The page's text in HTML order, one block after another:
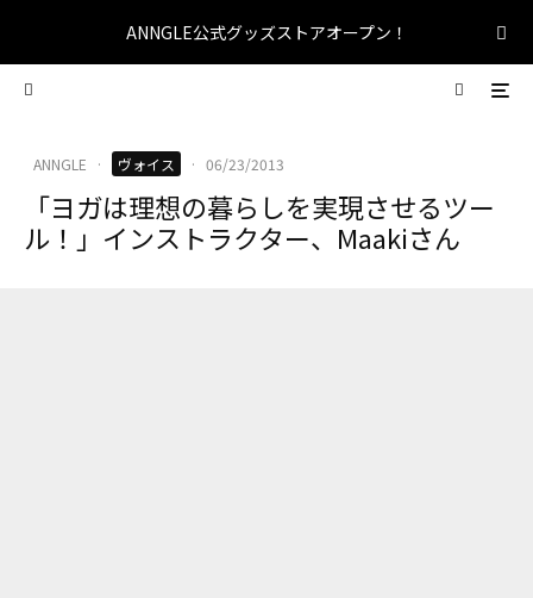
ANNGLE公式グッズストアオープン！
ANNGLE · ヴォイス · 06/23/2013
「ヨガは理想の暮らしを実現させるツー
ル！」インストラクター、Maakiさん